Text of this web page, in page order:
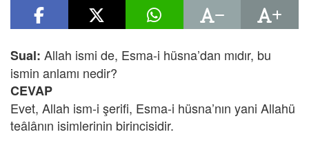
Sual: Allah ismi de, Esma-i hüsna’dan mıdır, bu
ismin anlamı nedir?
CEVAP
Evet, Allah ism-i şerifi, Esma-i hüsna’nın yani Allahü
teâlânın isimlerinin birincisidir.